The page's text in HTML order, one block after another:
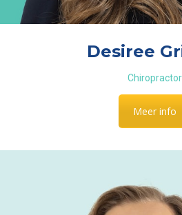
Desiree
Chiropractor
Meer info